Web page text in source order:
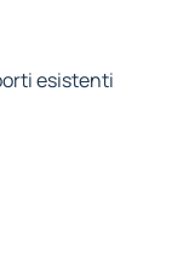
esistenti